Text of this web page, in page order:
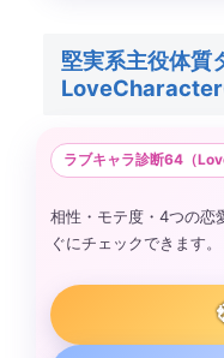
堅実系主役体質
ラブキャラ診断64（
相性・モテ度・4つの恋
ぐにチェックできます。